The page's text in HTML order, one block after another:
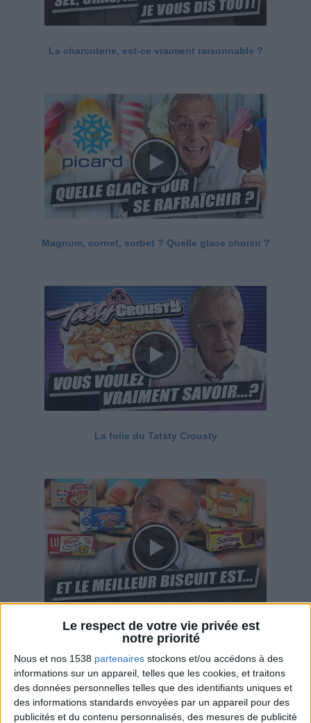
Le respect de votre vie privée est
notre priorité
Nous et nos 1538 partenaires stockons et/ou accédons à des
informations sur un appareil, telles que les cookies, et traitons
des données personnelles telles que des identifiants uniques et
des informations standards envoyées par un appareil pour des
publicités et du contenu personnalisés, des mesures de publicité
La charcuterie, est-ce vraiment raisonnable ?
Magnum, cornet, sorbet ? Quelle glace choisir ?
La folie du Tatsty Crousty
Savane, LU, Pepito, Harrys... Que valent vraiment
ces gâteaux ?
Webinaires en direct Voir tout